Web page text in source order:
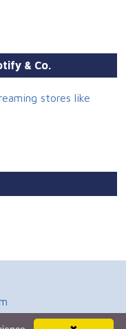
& Co.
stores like